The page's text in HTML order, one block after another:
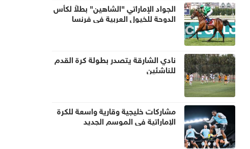
الجواد الإماراتي "الشاهين" بطلاً لكأس
الدوحة للخيول العربية في فرنسا
نادي الشارقة يتصدر بطولة كرة القدم
للناشئين
مشاركات خليجية وقارية واسعة للكرة
الإماراتية في الموسم الجديد